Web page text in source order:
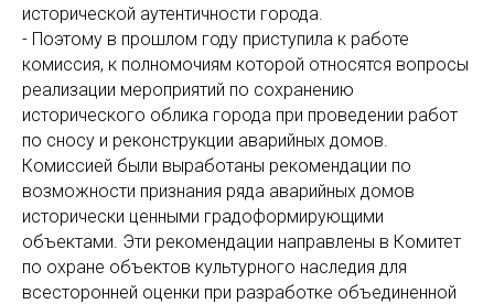
исторической аутентичности города.
- Поэтому в прошлом году приступила к работе
комиссия, к полномочиям которой относятся вопросы
реализации мероприятий по сохранению
исторического облика города при проведении работ
по сносу и реконструкции аварийных домов.
Комиссией были выработаны рекомендации по
возможности признания ряда аварийных домов
исторически ценными градоформирующими
объектами. Эти рекомендации направлены в Комитет
по охране объектов культурного наследия для
всесторонней оценки при разработке объединенной